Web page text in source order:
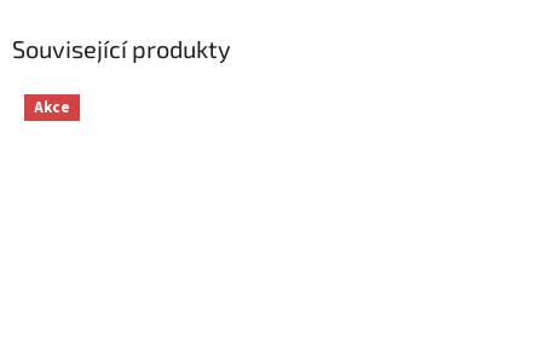
Související produkty
Akce